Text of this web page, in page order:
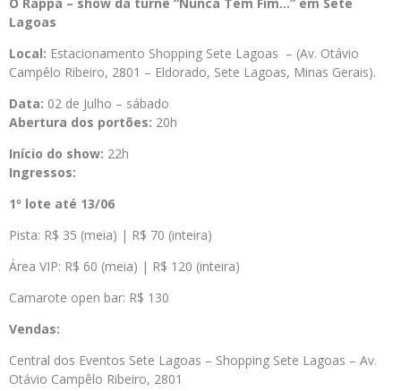
Lagoas
Local: Estacionamento Shopping Sete Lagoas – (Av. Otávio
Campêlo Ribeiro, 2801 – Eldorado, Sete Lagoas, Minas Gerais).
Data: 02 de Julho – sábado
Abertura dos portões: 20h
Início do show: 22h
Ingressos:
1º lote até 13/06
Pista: R$ 35 (meia) | R$ 70 (inteira)
Área VIP: R$ 60 (meia) | R$ 120 (inteira)
Camarote open bar: R$ 130
Vendas:
Central dos Eventos Sete Lagoas – Shopping Sete Lagoas – Av.
Otávio Campêlo Ribeiro, 2801